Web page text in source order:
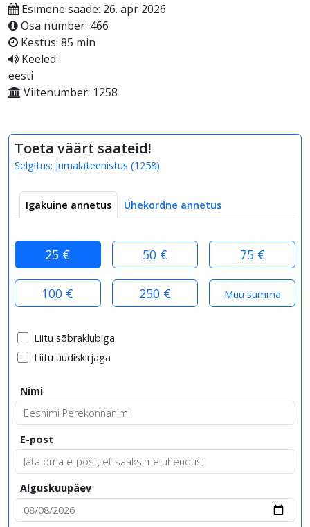
Esimene saade: 26. apr 2026
Osa number: 466
Kestus: 85 min
Keeled:
eesti
Viitenumber: 1258
Toeta väärt saateid!
Selgitus: Jumalateenistus (1258)
Igakuine annetus Ühekordne annetus
25 € 50 € 75 €
100 € 250 €
Liitu sõbraklubiga
Liitu uudiskirjaga
Nimi
E-post
Alguskuupäev